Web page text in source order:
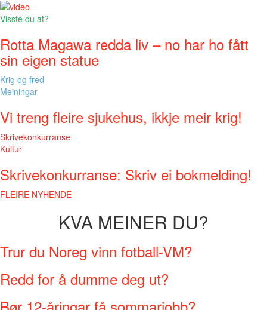
Visste du at?
Rotta Magawa redda liv – no har ho fått
sin eigen statue
Krig og fred
Meiningar
Vi treng fleire sjukehus, ikkje meir krig!
Skrivekonkurranse
Kultur
Skrivekonkurranse: Skriv ei bokmelding!
FLEIRE NYHENDE
KVA MEINER DU?
Trur du Noreg vinn fotball-VM?
Redd for å dumme deg ut?